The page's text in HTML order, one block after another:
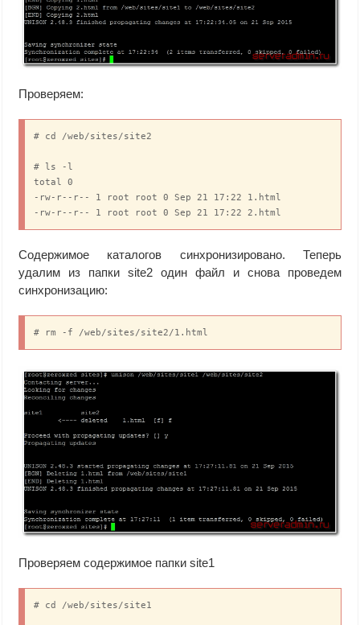
Проверяем:
# cd /web/sites/site2
# ls -l
total 0
-rw-r--r-- 1 root root 0 Sep 21 17:22 1.html
Содержимое каталогов синхронизировано. Теперь
удалим из папки site2 один файл и снова проведем
синхронизацию:
# rm -f /web/sites/site2/1.html
Проверяем содержимое папки site1
# cd /web/sites/site1